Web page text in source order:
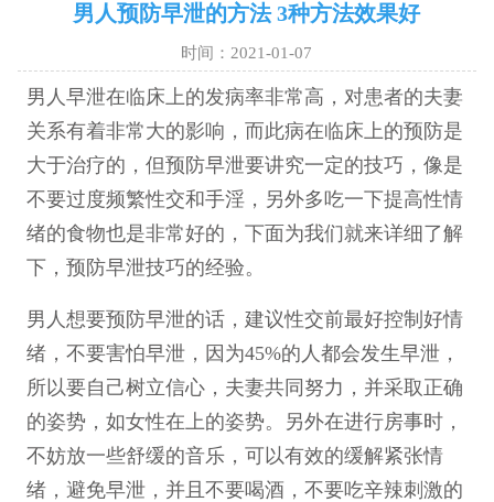
男人预防早泄的方法 3种方法效果好
时间：2021-01-07
男人早泄在临床上的发病率非常高，对患者的夫妻
关系有着非常大的影响，而此病在临床上的预防是
大于治疗的，但预防早泄要讲究一定的技巧，像是
不要过度频繁性交和手淫，另外多吃一下提高性情
绪的食物也是非常好的，下面为我们就来详细了解
下，预防早泄技巧的经验。
男人想要预防早泄的话，建议性交前最好控制好情
绪，不要害怕早泄，因为45%的人都会发生早泄，
所以要自己树立信心，夫妻共同努力，并采取正确
的姿势，如女性在上的姿势。另外在进行房事时，
不妨放一些舒缓的音乐，可以有效的缓解紧张情
绪，避免早泄，并且不要喝酒，不要吃辛辣刺激的